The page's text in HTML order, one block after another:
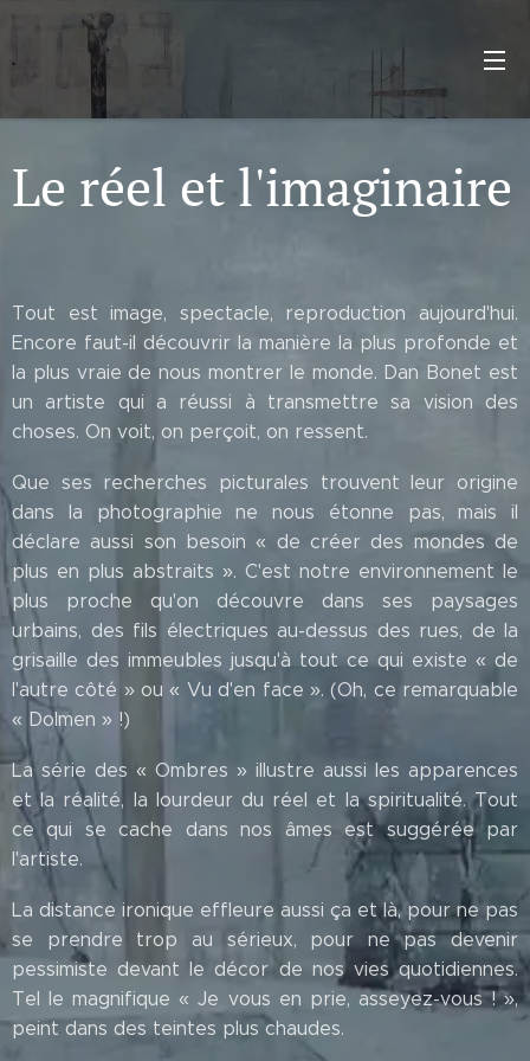
.
Le réel et l'imaginaire
Tout est image, spectacle, reproduction aujourd'hui.
Encore faut-il découvrir la manière la plus profonde et
la plus vraie de nous montrer le monde. Dan Bonet est
un artiste qui a réussi à transmettre sa vision des
choses. On voit, on perçoit, on ressent.
Que ses recherches picturales trouvent leur origine
dans la photographie ne nous étonne pas, mais il
déclare aussi son besoin « de créer des mondes de
plus en plus abstraits ». C'est notre environnement le
plus proche qu'on découvre dans ses paysages
urbains, des fils électriques au-dessus des rues, de la
grisaille des immeubles jusqu'à tout ce qui existe « de
l'autre côté » ou « Vu d'en face ». (Oh, ce remarquable
« Dolmen » !)
La série des « Ombres » illustre aussi les apparences
et la réalité, la lourdeur du réel et la spiritualité. Tout
ce qui se cache dans nos âmes est suggérée par
l'artiste.
La distance ironique effleure aussi ça et là, pour ne pas
se prendre trop au sérieux, pour ne pas devenir
pessimiste devant le décor de nos vies quotidiennes.
Tel le magnifique « Je vous en prie, asseyez-vous ! »,
peint dans des teintes plus chaudes.